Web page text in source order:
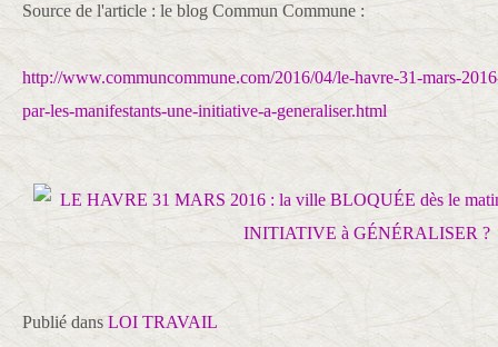
Source de l'article : le blog Commun Commune :
http://www.communcommune.com/2016/04/le-havre-31-mars-
par-les-manifestants-une-initiative-a-generaliser.html
Publié dans LOI TRAVAIL